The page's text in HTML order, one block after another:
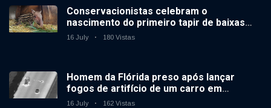
Conservacionistas celebram o
nascimento do primeiro tapir de baixas
terras no zoológico do Reino Unido em 14
16 July 180 Vistas
Homem da Flórida preso após lançar
fogos de artifício de um carro em
movimento
16 July 162 Vistas